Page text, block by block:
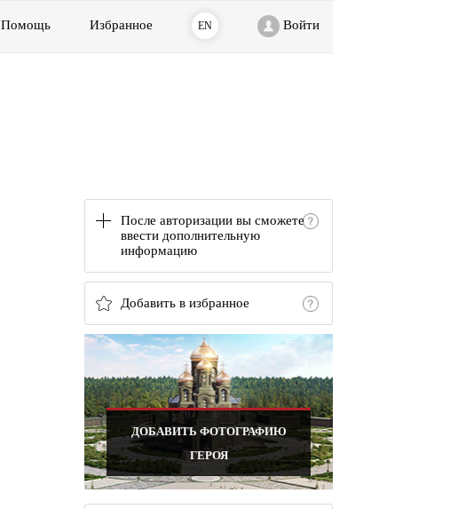
Помощь Избранное EN Войти
После авторизации вы сможете
ввести дополнительную
информацию
Добавить в избранное
ДОБАВИТЬ ФОТОГРАФИЮ
ГЕРОЯ